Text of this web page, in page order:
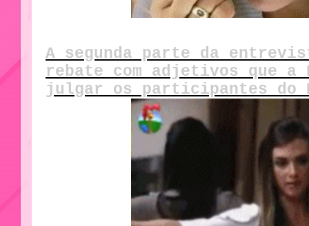
A segunda parte da
rebate com adjetivos que a
julgar os participantes do